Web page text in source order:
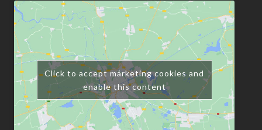
Click to accept márketing cookies and
enable this content